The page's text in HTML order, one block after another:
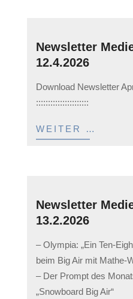
Newsletter
12.4.2026
04-
12
Download Newsletter
::::::::::::::::::::::
WEITER …
Newsletter
13.2.2026
02-
13
– Olympia: „Ein Ten-
beim Big Air mit Mathe-
– Der Prompt des
„Snowboard Big Air“